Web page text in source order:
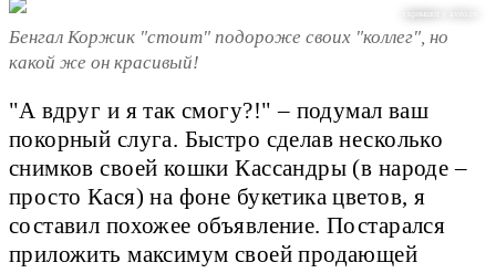
скриншот с avito.ru
Бенгал Коржик "стоит" подороже своих "коллег", но
какой же он красивый!
"А вдруг и я так смогу?!" – подумал ваш
покорный слуга. Быстро сделав несколько
снимков своей кошки Кассандры (в народе –
просто Кася) на фоне букетика цветов, я
составил похожее объявление. Постарался
приложить максимум своей продающей